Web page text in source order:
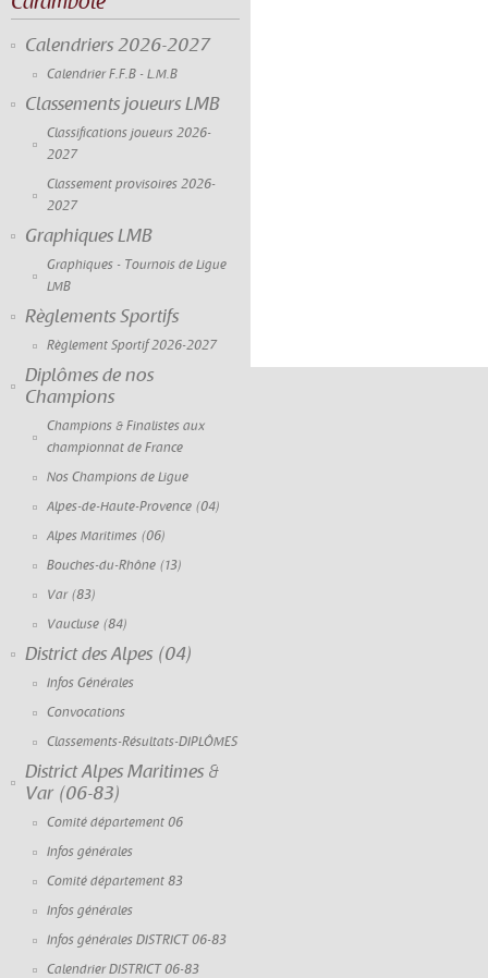
Calendriers 2026-2027
Calendrier F.F.B - L.M.B
Classements joueurs LMB
Classifications joueurs 2026-
2027
Classement provisoires 2026-
2027
Graphiques LMB
Graphiques - Tournois de Ligue
LMB
Règlements Sportifs
Règlement Sportif 2026-2027
Diplômes de nos
Champions
Champions & Finalistes aux
championnat de France
Nos Champions de Ligue
Alpes-de-Haute-Provence (04)
Alpes Maritimes (06)
Bouches-du-Rhône (13)
Var (83)
Vaucluse (84)
District des Alpes (04)
Infos Générales
Convocations
Classements-Résultats-DIPLÔMES
District Alpes Maritimes &
Var (06-83)
Comité département 06
Infos générales
Comité département 83
Infos générales
Infos générales DISTRICT 06-83
Calendrier DISTRICT 06-83